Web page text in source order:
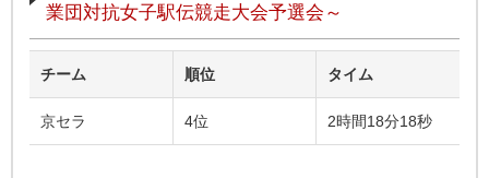
業団対抗女子駅伝競走大会予選会～
チーム 順位 タイム
京セラ 4位 2時間18分18秒